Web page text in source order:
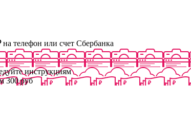
на телефон или счет Сбербанка
инструкциям
300 руб